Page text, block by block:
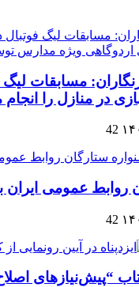
در منازل را
42
روابط عمومی
42
از کتاب